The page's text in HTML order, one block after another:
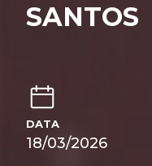
SANTOS
DATA
18/03/2026